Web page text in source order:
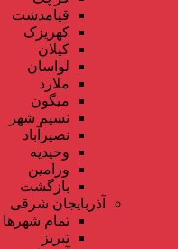
قیامدشت
کهریزک
کیلان
لواسان
ملارد
میگون
نسیم شهر
نصیرآباد
وحیدیه
ورامین
بازگشت
آذربایجان شرقی
تمام شهر‌ها
تبریز